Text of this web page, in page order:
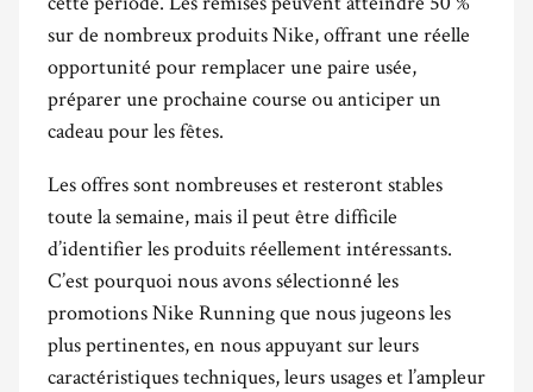
sur de nombreux produits Nike, offrant une réelle
opportunité pour remplacer une paire usée,
préparer une prochaine course ou anticiper un
cadeau pour les fêtes.
Les offres sont nombreuses et resteront stables
toute la semaine, mais il peut être difficile
d’identifier les produits réellement intéressants.
C’est pourquoi nous avons sélectionné les
promotions Nike Running que nous jugeons les
plus pertinentes, en nous appuyant sur leurs
caractéristiques techniques, leurs usages et l’ampleur